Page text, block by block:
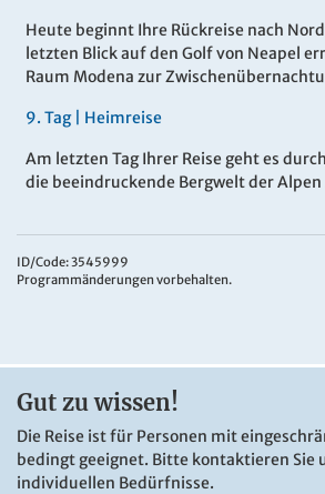
Heute beginnt Ihre Rückreise nach
letzten Blick auf den Golf von Neapel
Raum Modena zur
9. Tag | Heimreise
Am letzten Tag Ihrer Reise geht es
die beeindruckende Bergwelt der Alpen
ID/Code: 3545999
Programmänderungen vorbehalten.
Gut zu wissen!
Die Reise ist für Personen mit
bedingt geeignet. Bitte kontaktieren Sie
individuellen Bedürfnisse.